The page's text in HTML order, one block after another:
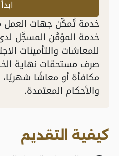
ابدأ
خدمة تُمكّن جهات العمل
خدمة المؤمَّن المسجَّل
للمعاشات والتأمينات
صرف مستحقات نهاية
مكافأة أو معاشًا
والأحكام المعتمدة.
كيفية التقديم